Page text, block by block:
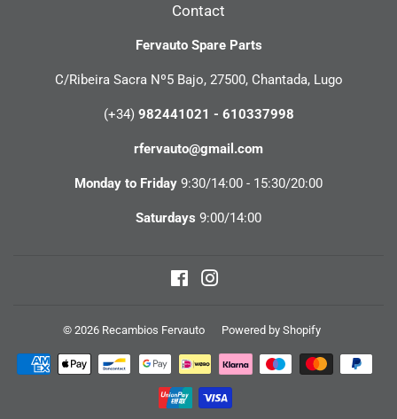
Contact
Fervauto Spare Parts
C/Ribeira Sacra Nº5 Bajo, 27500, Chantada, Lugo
(+34) 982441021 - 610337998
rfervauto@gmail.com
Monday to Friday 9:30/14:00 - 15:30/20:00
Saturdays 9:00/14:00
Facebook
© 2026 Recambios Fervauto Powered by Shopify
Payment
icons